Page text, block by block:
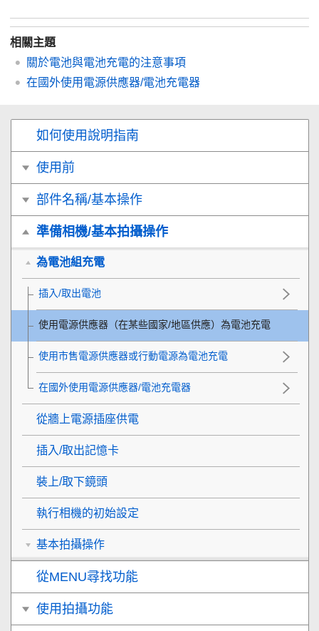
相關主題
關於電池與電池充電的注意事項
在國外使用電源供應器/電池充電器
如何使用說明指南
使用前
部件名稱/基本操作
準備相機/基本拍攝操作
為電池組充電
插入/取出電池
使用電源供應器（在某些國家/地區供應）為電池充電
使用市售電源供應器或行動電源為電池充電
在國外使用電源供應器/電池充電器
從牆上電源插座供電
插入/取出記憶卡
裝上/取下鏡頭
執行相機的初始設定
基本拍攝操作
從MENU尋找功能
使用拍攝功能